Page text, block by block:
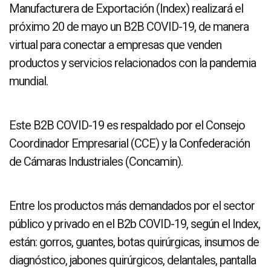
Manufacturera de Exportación (Index) realizará el
próximo 20 de mayo un B2B COVID-19, de manera
virtual para conectar a empresas que venden
productos y servicios relacionados con la pandemia
mundial.
Este B2B COVID-19 es respaldado por el Consejo
Coordinador Empresarial (CCE) y la Confederación
de Cámaras Industriales (Concamin).
Entre los productos más demandados por el sector
público y privado en el B2b COVID-19, según el Index,
están: gorros, guantes, botas quirúrgicas, insumos de
diagnóstico, jabones quirúrgicos, delantales, pantalla